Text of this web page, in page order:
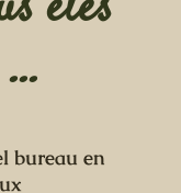
bureau en